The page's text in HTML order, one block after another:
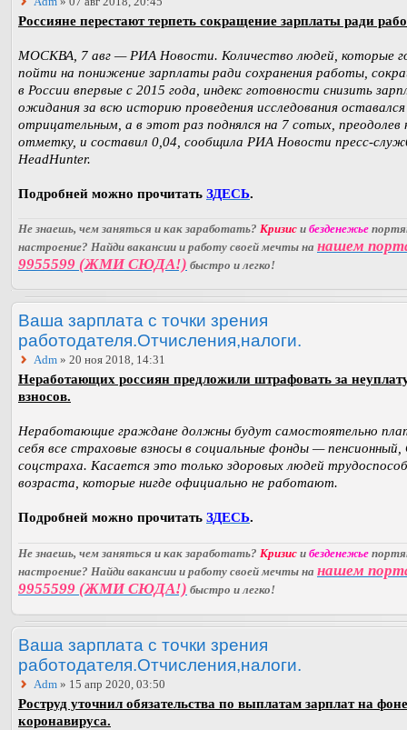
Россияне перестают терпеть сокращение зарплаты ради
МОСКВА, 7 авг — РИА Новости. Количество людей, которые
пойти на понижение зарплаты ради сохранения работы,
в России впервые с 2015 года, индекс готовности снизить
ожидания за всю историю проведения исследования оставался
отрицательным, а в этот раз поднялся на 7 сотых, преодолев
отметку, и составил 0,04, сообщила РИА Новости пресс-
HeadHunter.
Подробней можно прочитать ЗДЕСЬ.
Не знаешь, чем заняться и как заработать? Кризис и безденежье
настроение? Найди вакансии и работу своей мечты на нашем
9955599 (ЖМИ СЮДА!) быстро и легко!
Ваша зарплата с точки зрения
работодателя.Отчисления,налоги.
Adm » 20 ноя 2018, 14:31
Неработающих россиян предложили штрафовать за
взносов.
Неработающие граждане должны будут самостоятельно
себя все страховые взносы в социальные фонды —
соцстраха. Касается это только здоровых людей
возраста, которые нигде официально не работают.
Подробней можно прочитать ЗДЕСЬ.
Не знаешь, чем заняться и как заработать? Кризис и безденежье
настроение? Найди вакансии и работу своей мечты на нашем
9955599 (ЖМИ СЮДА!) быстро и легко!
Ваша зарплата с точки зрения
работодателя.Отчисления,налоги.
Adm » 15 апр 2020, 03:50
Роструд уточнил обязательства по выплатам зарплат на фоне
коронавируса.